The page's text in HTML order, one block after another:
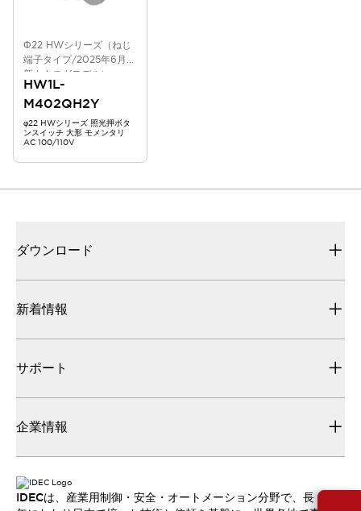
Φ22 HWシリーズ（ねじ
端子タイプ/2025年6月版
新カタログモデル）
HW1L-
M402QH2Y
φ22 HWシリーズ 照光押ボタ
ンスイッチ 大形 モメンタリ
AC 100/110V
ダウンロード
新着情報
サポート
企業情報
IDECは、産業用制御・安全・オートメーション分野で、長